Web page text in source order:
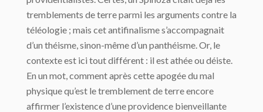
tremble­ments de terre parmi les arguments contre la
téléologie ; mais cet antifinalisme s’accompagnait
d’un théisme, sinon-même d’un panthéisme. Or, le
contexte est ici tout différent : il est athée ou déiste.
En un mot, comment après cette apogée du mal
physique qu’est le tremble­ment de terre encore
affirmer l’existence d’une providence bienveillante